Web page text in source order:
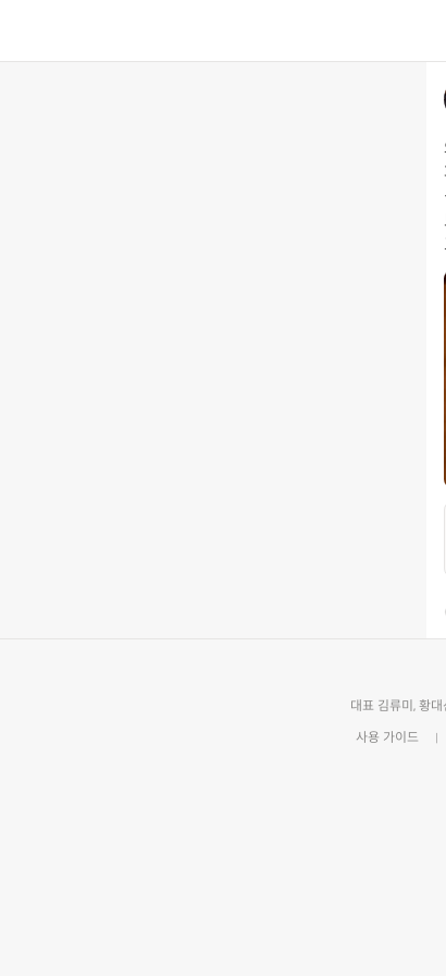
대표 김류미, 황대
사용 가이드